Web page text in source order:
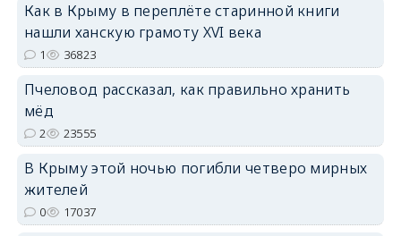
Как в Крыму в переплёте старинной книги
нашли ханскую грамоту XVI века
1 36823
Пчеловод рассказал, как правильно хранить
мёд
2 23555
В Крыму этой ночью погибли четверо мирных
жителей
0 17037